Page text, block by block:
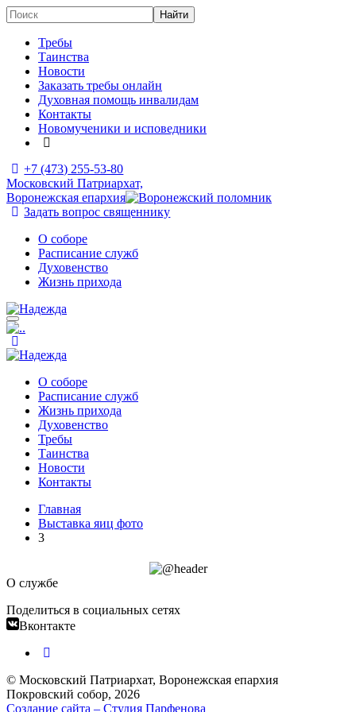
Требы
Таинства
Новости
Заказать требы онлайн
Духовная помощь инвалидам
Контакты
Новомученики и исповедники
+7 (473) 255-53-80
Московский Патриархат,
Воронежская епархия
Задать вопрос священнику
О соборе
Расписание служб
Духовенство
Жизнь прихода
О соборе
Расписание служб
Жизнь прихода
Духовенство
Требы
Таинства
Новости
Контакты
Главная
Выставка яиц фото
3
О службе
Поделиться в социальных сетях
Вконтакте
© Московский Патриархат, Воронежcкая епархия
Покровский собор, 2026
Создание сайта – Cтудия Парфенова